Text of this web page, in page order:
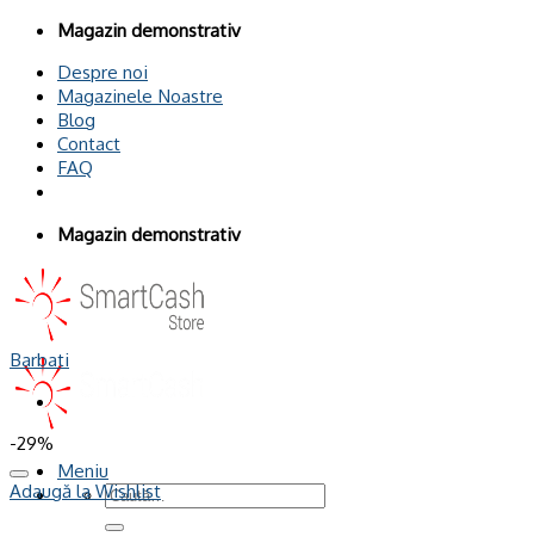
OmitețiMagazin demonstrativ
Despre noi
Magazinele Noastre
Blog
Contact
FAQ
Magazin demonstrativ
Meniu
Caută
după:
Barbati
-29%
Adaugă la Wishlist